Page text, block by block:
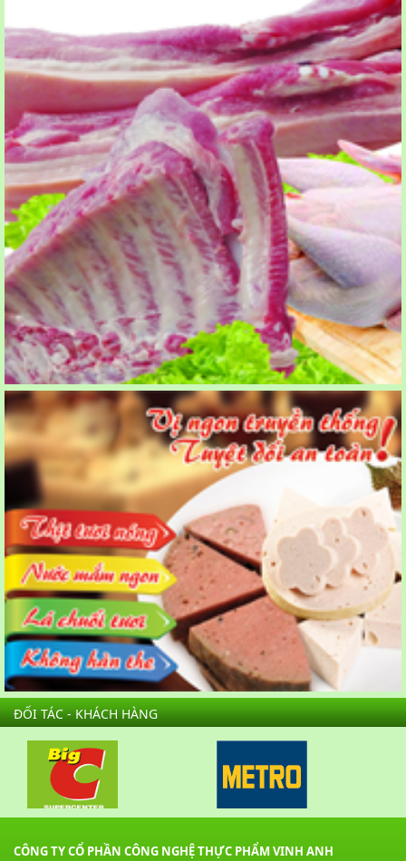
ĐỐI TÁC - KHÁCH HÀNG
CÔNG TY CỔ PHẦN CÔNG NGHỆ THỰC PHẨM VINH ANH